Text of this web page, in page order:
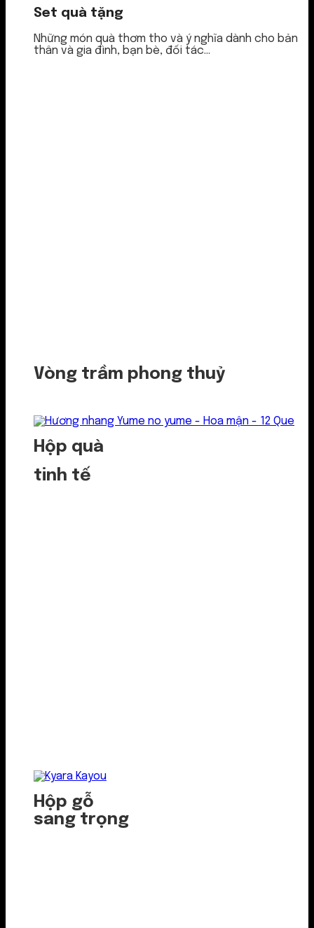
Set quà tặng
Những món quà thơm tho và ý nghĩa dành cho bản
thân và gia đình, bạn bè, đối tác...
Vòng trầm phong thuỷ
Hộp quà
tinh tế
Hộp gỗ
sang trọng